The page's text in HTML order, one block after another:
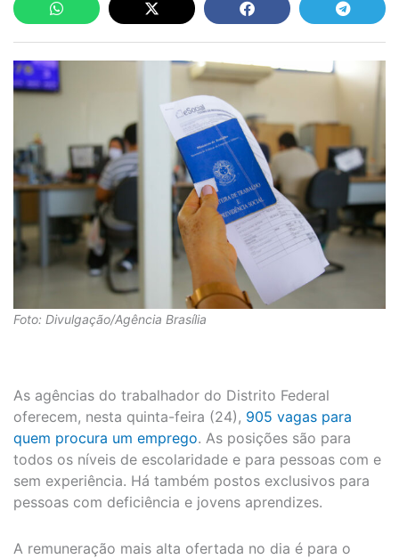
Foto: Divulgação/Agência Brasília
As agências do trabalhador do Distrito Federal
oferecem, nesta quinta-feira (24), 905 vagas para
quem procura um emprego. As posições são para
todos os níveis de escolaridade e para pessoas com e
sem experiência. Há também postos exclusivos para
pessoas com deficiência e jovens aprendizes.
A remuneração mais alta ofertada no dia é para o